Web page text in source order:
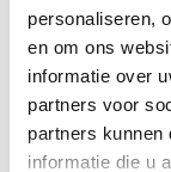
personaliseren,
en om ons
informatie over
partners voor
partners kunnen
informatie die u
Mode
Mode